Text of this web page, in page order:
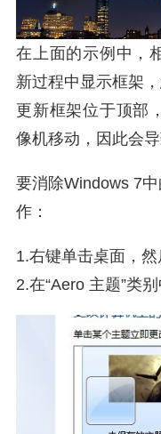
在上面的示例中，
新过程中显示框架
更新框架位于顶部
像机移动，因此会
要消除Windows 7
作：
1.右键单击桌面，
2.在“Aero 主题”类